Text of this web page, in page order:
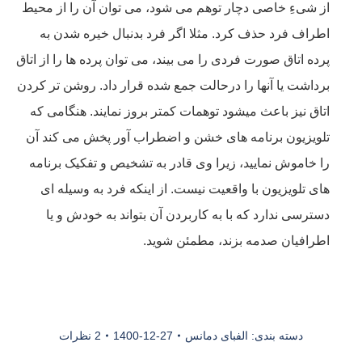
از شیءِ خاصی دچار توهم می شود، می توان آن را از محیط
اطراف فرد حذف کرد. مثلا اگر فرد بدنبال خیره شدن به
پرده اتاق صورت فردی را می بیند، می توان پرده ها را از اتاق
برداشت یا آنها را درحالت جمع شده قرار داد. روشن تر کردن
اتاق نیز باعث میشود توهمات کمتر بروز نمایند. هنگامی که
تلویزیون برنامه های خشن و اضطراب آور پخش می کند آن
را خاموش نمایید، زیرا وی قادر به تشخیص و تفکیک برنامه
های تلویزیون با واقعیت نیست. از اینکه فرد به وسیله ای
دسترسی ندارد که با به کاربردن آن بتواند به خودش و یا
اطرافیان صدمه بزند، مطمئن شوید.
دسته بندی: الفبای دمانس 1400-12-27 2 نظرات